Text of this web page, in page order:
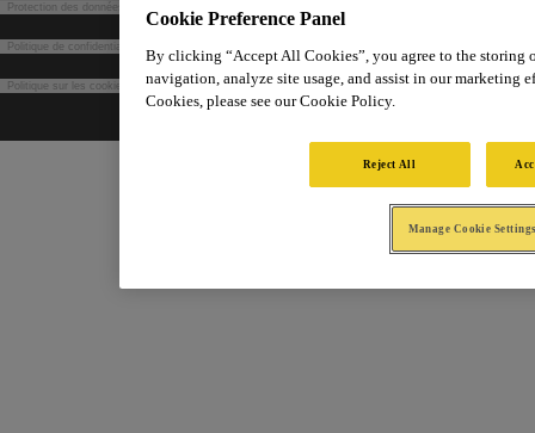
Protection des données dans le cadre du recrutement
Politique de confidentialité
Politique sur les cookies
Cookie Preference Panel
By clicking “Accept All Cookies”, you agree to the storing
navigation, analyze site usage, and assist in our marketing
Cookies, please see our Cookie Policy.
Reject All
Manage Cookie